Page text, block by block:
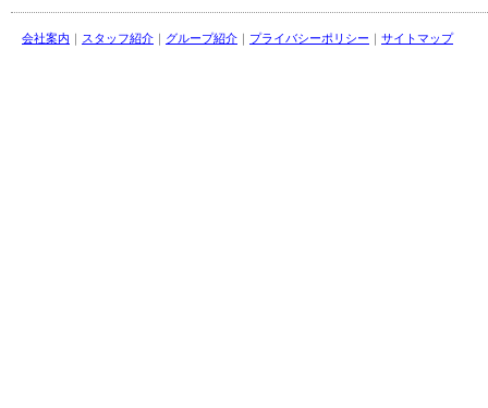
会社案内 スタッフ紹介 グループ紹介 プライバシーポリシー サイトマップ